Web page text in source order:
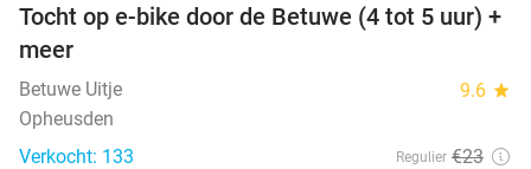
Tocht op e-bike door de Betuwe (4 tot 5 uur) +
meer
Betuwe Uitje 9.6 star
Opheusden
Verkocht: 133
Regulier €23